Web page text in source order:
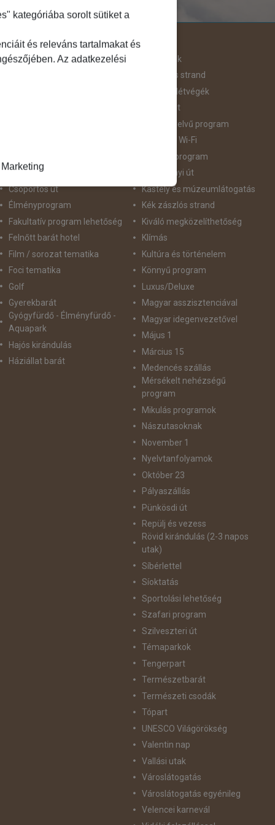
Útjellemző
Adventi út
Csillagtúra
Csoportos út
Élményprogram
Fakultatív program lehetőség
Felnőtt barát hotel
Film / sorozat tematika
Foci tematika
Golf
Gyerekbarát
Gyógyfürdő - Élményfürdő -
Aquapark
Hajós kirándulás
Háziállat barát
Hegyvidék
Homokos strand
Hosszú Hétvégék
Húsvéti út
idegennyelvű program
Ingyenes Wi-Fi
Intenzív program
Karácsonyi út
Kastély és múzeumlátogatás
Kék zászlós strand
Kiváló megközelíthetőség
Klímás
Kultúra és történelem
Könnyű program
Luxus/Deluxe
Magyar asszisztenciával
Magyar idegenvezetővel
Május 1
Március 15
Medencés szállás
Mérsékelt nehézségű
program
Mikulás programok
Nászutasoknak
November 1
Nyelvtanfolyamok
Október 23
Pályaszállás
Pünkösdi út
Repülj és vezess
Rövid kirándulás (2-3 napos
utak)
Síbérlettel
Síoktatás
Sportolási lehetőség
Szafari program
Szilveszteri út
Témaparkok
Tengerpart
Természetbarát
Természeti csodák
Tópart
UNESCO Világörökség
Valentin nap
Vallási utak
Városlátogatás
Városlátogatás egyénileg
Velencei karnevál
kategóriába sorolt sütiket a
és releváns tartalmakat és
Az adatkezelési
Marketing